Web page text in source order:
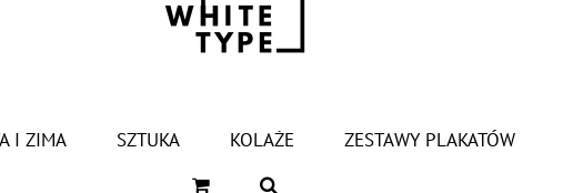
I ZIMA SZTUKA KOLAŻE ZESTAWY PLAKATÓW